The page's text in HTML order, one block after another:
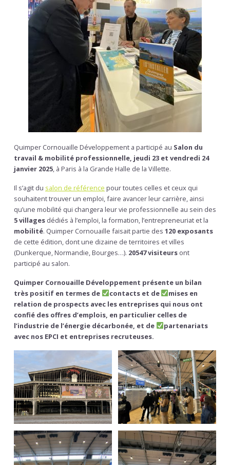
Quimper Cornouaille Développement a participé au Salon du
travail & mobilité professionnelle, jeudi 23 et vendredi 24
janvier 2025, à Paris à la Grande Halle de la Villette.
Il s’agit du salon de référence pour toutes celles et ceux qui
souhaitent trouver un emploi, faire avancer leur carrière, ainsi
qu’une mobilité qui changera leur vie professionnelle au sein des
5 villages dédiés à l’emploi, la formation, l’entrepreneuriat et la
mobilité. Quimper Cornouaille faisait partie des 120 exposants
de cette édition, dont une dizaine de territoires et villes
(Dunkerque, Normandie, Bourges…). 20547 visiteurs ont
participé au salon.
Quimper Cornouaille Développement présente un bilan
très positif en termes de
contacts et de
mises en
relation de prospects avec les entreprises qui nous ont
confié des offres d’emplois, en particulier celles de
l’industrie de l’énergie décarbonée, et de
partenariats
avec nos EPCI et entreprises recruteuses.